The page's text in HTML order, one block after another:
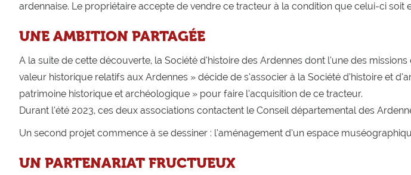
ardennaise. Le propriétaire accepte de vendre ce tracteur à la condition que celui-ci soit
UNE AMBITION PARTAGÉE
A la suite de cette découverte, la Société d’histoire des Ardennes dont l’une des
valeur historique relatifs aux Ardennes » décide de s’associer à la Société d’histoire et
patrimoine historique et archéologique » pour faire l’acquisition de ce tracteur.
Durant l’été 2023, ces deux associations contactent le Conseil départemental des
Un second projet commence à se dessiner : l’aménagement d’un espace
UN PARTENARIAT FRUCTUEUX